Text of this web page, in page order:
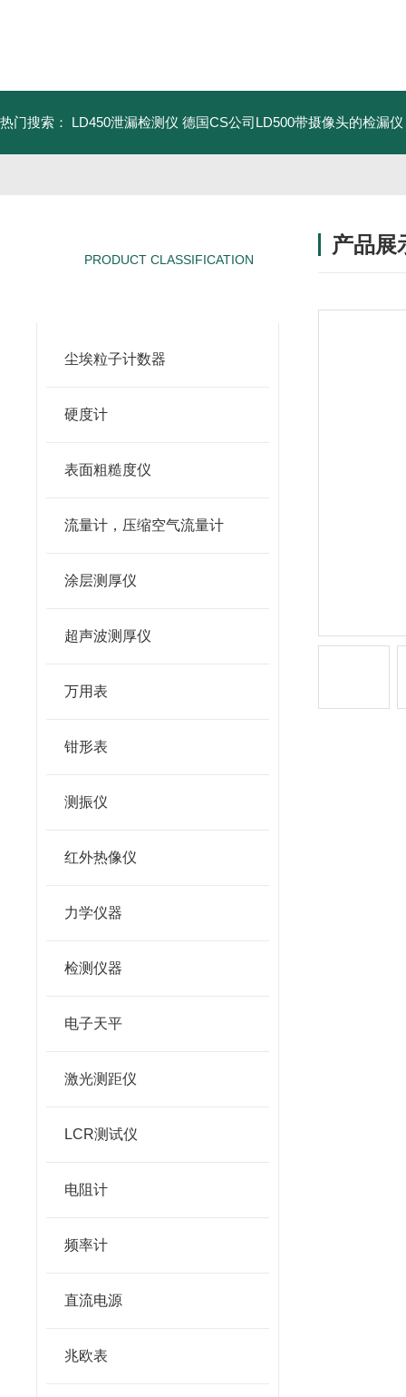
热门搜索： LD450泄漏检测仪 德国CS公司LD500带摄像头的检漏仪
PRODUCT CLASSIFICATION
尘埃粒子计数器
硬度计
表面粗糙度仪
流量计，压缩空气流量计
涂层测厚仪
超声波测厚仪
万用表
钳形表
测振仪
红外热像仪
力学仪器
检测仪器
电子天平
激光测距仪
LCR测试仪
电阻计
频率计
直流电源
兆欧表
产品展